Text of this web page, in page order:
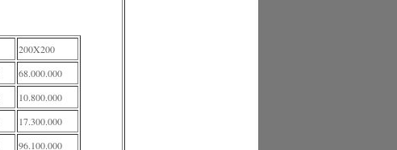
200X200
68.000.000
10.800.000
17.300.000
96.100.000